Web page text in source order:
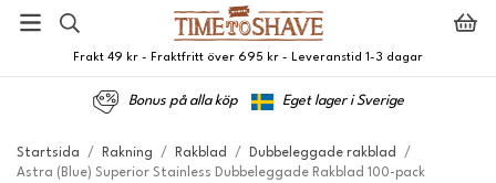
Frakt 49 kr - Fraktfritt över 695 kr - Leveranstid 1-3 dagar
Bonus på alla köp Eget lager i Sverige
Startsida / Rakning / Rakblad / Dubbeleggade rakblad
/
Astra (Blue) Superior Stainless Dubbeleggade Rakblad 100-pack